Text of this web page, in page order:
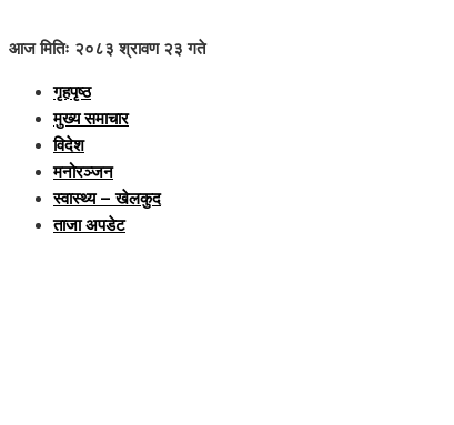
आज मितिः २०८३ श्रावण २३ गते
गृहपृष्ठ
मुख्य समाचार
विदेश
मनोरञ्जन
स्वास्थ्य – खेलकुद
ताजा अपडेट